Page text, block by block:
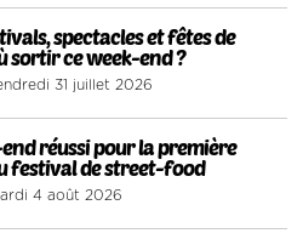
spectacles et fêtes de
sortir ce week-end ?
31 juillet 2026
réussi pour la première
festival de street-food
4 août 2026